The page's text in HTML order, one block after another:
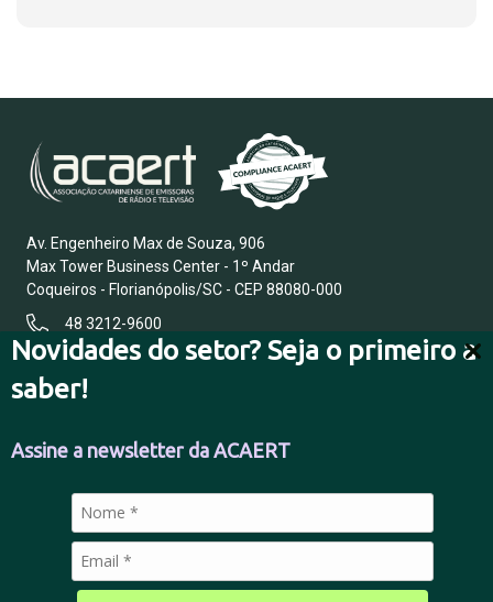
Novidades do setor? Seja o primeiro a
saber!
Assine a newsletter da ACAERT
Av. Engenheiro Max de Souza, 906
Max Tower Business Center - 1º Andar
Coqueiros - Florianópolis/SC - CEP 88080-000
48 3212-9600
FALE CONOSCO
POLÍTICA DE PRIVACIDADE